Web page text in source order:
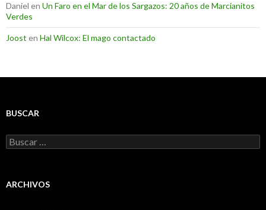
Daniel en Un Faro en el Mar de los Sargazos: 20 años de Marcianitos
Verdes
Joost en Hal Wilcox: El mago contactado
BUSCAR
Buscar:
ARCHIVOS